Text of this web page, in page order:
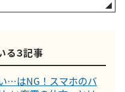
る３記事
…はNG！スマホのバ